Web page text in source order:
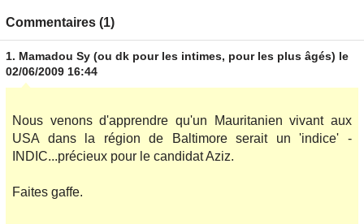
Commentaires (1)
1. Mamadou Sy (ou dk pour les intimes, pour les plus âgés) le
02/06/2009 16:44
Nous venons d'apprendre qu'un Mauritanien vivant aux
USA dans la région de Baltimore serait un 'indice' -
INDIC...précieux pour le candidat Aziz.
Faites gaffe.